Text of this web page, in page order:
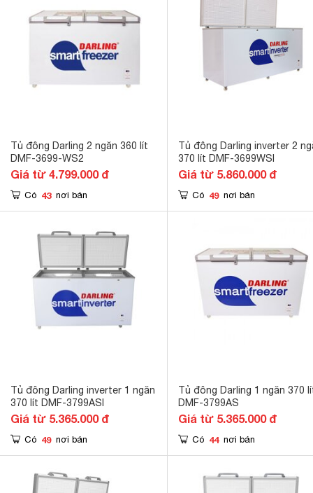
Tủ đông Darling 2 ngăn 360 lít
DMF-3699-WS2
Giá từ 4.799.000 đ
Có 43 nơi bán
Tủ đông Darling inverter 2
370 lít DMF-3699WSI
Giá từ 5.860.000 đ
Có 49 nơi bán
Tủ đông Darling inverter 1 ngăn
370 lít DMF-3799ASI
Giá từ 5.365.000 đ
Có 49 nơi bán
Tủ đông Darling 1 ngăn 370
DMF-3799AS
Giá từ 5.365.000 đ
Có 44 nơi bán